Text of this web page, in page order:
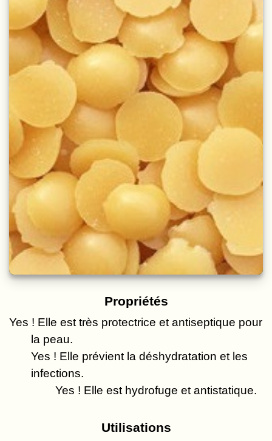
Propriétés
Yes ! Elle est très protectrice et antiseptique pour
la peau.
Yes ! Elle prévient la déshydratation et les
infections.
Yes ! Elle est hydrofuge et antistatique.
Utilisations